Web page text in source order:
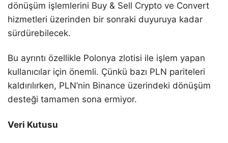
dönüşüm işlemlerini Buy & Sell Crypto ve Convert
hizmetleri üzerinden bir sonraki duyuruya kadar
sürdürebilecek.
Bu ayrıntı özellikle Polonya zlotisi ile işlem yapan
kullanıcılar için önemli. Çünkü bazı PLN pariteleri
kaldırılırken, PLN’nin Binance üzerindeki dönüşüm
desteği tamamen sona ermiyor.
Veri Kutusu